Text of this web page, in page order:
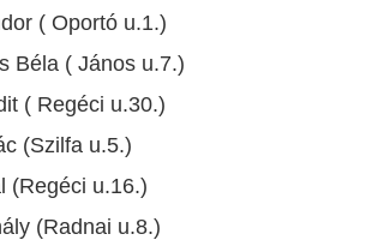
( Oportó u.1.)
Béla ( János u.7.)
( Regéci u.30.)
(Szilfa u.5.)
(Regéci u.16.)
(Radnai u.8.)